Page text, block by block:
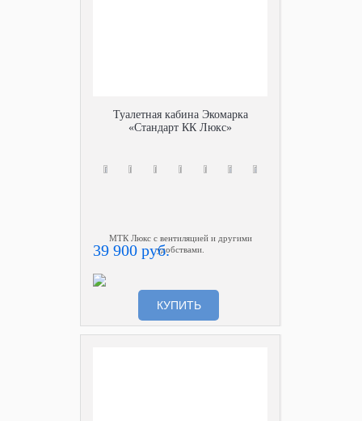
Туалетная кабина Экомарка
«Стандарт КК Люкс»
МТК Люкс с вентиляцией и другими
удобствами.
39 900 руб.
КУПИТЬ